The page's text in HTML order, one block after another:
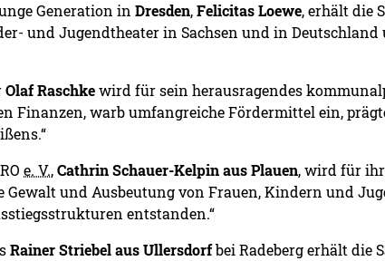
Generation in Dresden,Felicitas Loewe, erhält die
und Jugendtheater in Sachsen und in
Olaf Raschkewird für sein herausragendes
Finanzen, warb umfangreiche Fördermittel ein,
e. V.,Cathrin Schauer-Kelpin aus Plauen, wird für
Gewalt und Ausbeutung von Frauen, Kindern und
entstanden.“
Rainer Striebel aus Ullersdorfbei Radeberg erhält die